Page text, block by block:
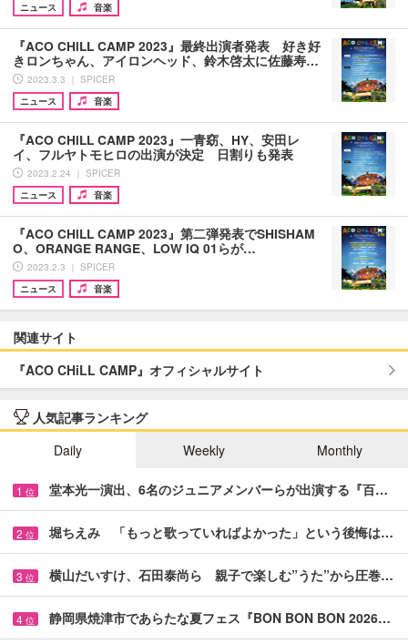
ニュース 音楽
『ACO CHiLL CAMP 2023』最終出演者発表 好き好
きロンちゃん、アイロンヘッド、鈴木啓太に佐藤寿…
2023.3.3 ｜ SPICER
ニュース
音楽
『ACO CHiLL CAMP 2023』一青窈、HY、安田レ
イ、フルヤトモヒロの出演が決定 日割りも発表
2023.2.24 ｜ SPICER
ニュース
音楽
『ACO CHiLL CAMP 2023』第二弾発表でSHISHAM
O、ORANGE RANGE、LOW IQ 01らが…
2023.2.3 ｜ SPICER
ニュース
音楽
関連サイト
『ACO CHiLL CAMP』オフィシャルサイト
人気記事ランキング
Daily
Weekly Monthly
1 位 堂本光一演出、6名のジュニアメンバーらが出演する『百…
2 位 堀ちえみ 「もっと歌っていればよかった」という後悔は…
3 位 横山だいすけ、石田泰尚ら 親子で楽しむ”うた”から圧巻…
4 位 静岡県焼津市であらたな夏フェス『BON BON BON 2026…